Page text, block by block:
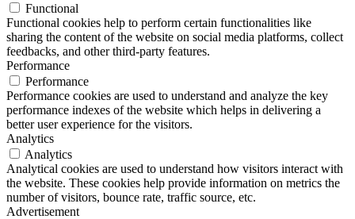
Functional
Functional cookies help to perform certain functionalities like
sharing the content of the website on social media platforms, collect
feedbacks, and other third-party features.
Performance
Performance
Performance cookies are used to understand and analyze the key
performance indexes of the website which helps in delivering a
better user experience for the visitors.
Analytics
Analytics
Analytical cookies are used to understand how visitors interact with
the website. These cookies help provide information on metrics the
number of visitors, bounce rate, traffic source, etc.
Advertisement